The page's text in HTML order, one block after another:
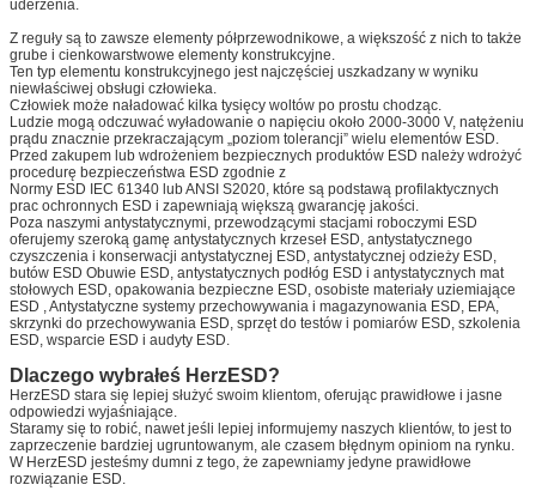
uderzenia.
Z reguły są to zawsze elementy półprzewodnikowe, a większość z nich to także
grube i cienkowarstwowe elementy konstrukcyjne.
Ten typ elementu konstrukcyjnego jest najczęściej uszkadzany w wyniku
niewłaściwej obsługi człowieka.
Człowiek może naładować kilka tysięcy woltów po prostu chodząc.
Ludzie mogą odczuwać wyładowanie o napięciu około 2000-3000 V, natężeniu
prądu znacznie przekraczającym „poziom tolerancji” wielu elementów ESD.
Przed zakupem lub wdrożeniem bezpiecznych produktów ESD należy wdrożyć
procedurę bezpieczeństwa ESD zgodnie z
Normy ESD IEC 61340 lub ANSI S2020, które są podstawą profilaktycznych
prac ochronnych ESD i zapewniają większą gwarancję jakości.
Poza naszymi antystatycznymi, przewodzącymi stacjami roboczymi ESD
oferujemy szeroką gamę antystatycznych krzeseł ESD, antystatycznego
czyszczenia i konserwacji antystatycznej ESD, antystatycznej odzieży ESD,
butów ESD Obuwie ESD, antystatycznych podłóg ESD i antystatycznych mat
stołowych ESD, opakowania bezpieczne ESD, osobiste materiały uziemiające
ESD , Antystatyczne systemy przechowywania i magazynowania ESD, EPA,
skrzynki do przechowywania ESD, sprzęt do testów i pomiarów ESD, szkolenia
ESD, wsparcie ESD i audyty ESD.
Dlaczego wybrałeś HerzESD?
HerzESD stara się lepiej służyć swoim klientom, oferując prawidłowe i jasne
odpowiedzi wyjaśniające.
Staramy się to robić, nawet jeśli lepiej informujemy naszych klientów, to jest to
zaprzeczenie bardziej ugruntowanym, ale czasem błędnym opiniom na rynku.
W HerzESD jesteśmy dumni z tego, że zapewniamy jedyne prawidłowe
rozwiązanie ESD.